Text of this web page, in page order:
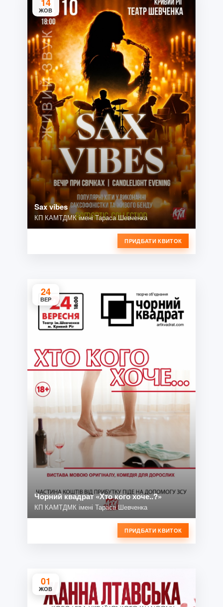
ЖОВ
Sax vibes
КП КАМТДМК імені Тараса Шевченка
ПРИДБАТИ КВИТОК
24
ВЕР
Чорний квадрат «Хто кого хоче..?»
КП КАМТДМК імені Тараса Шевченка
ПРИДБАТИ КВИТОК
01
ЖОВ